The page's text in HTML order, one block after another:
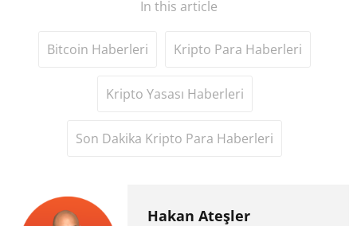
In this article
Bitcoin Haberleri Kripto Para Haberleri
Kripto Yasası Haberleri
Son Dakika Kripto Para Haberleri
Hakan Ateşler